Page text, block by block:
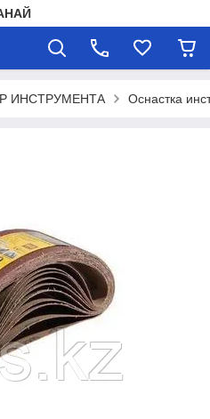
ИНСТРУМЕНТА Оснастка